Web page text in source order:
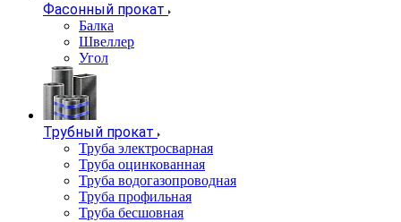
Фасонный прокат
Балка
Швеллер
Угол
Трубный прокат
Труба электросварная
Труба оцинкованная
Труба водогазопроводная
Труба профильная
Труба бесшовная